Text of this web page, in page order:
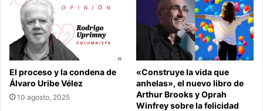
El proceso y la condena de
Álvaro Uribe Vélez
10 agosto, 2025
«Construye la vida que
anhelas», el nuevo libro de
Arthur Brooks y Oprah
Winfrey sobre la felicidad